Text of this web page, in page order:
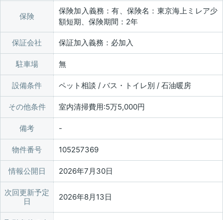
保険
保険加入義務：有、保険名：東京海上ミレア少
額短期、保険期間：2年
保証会社 保証加入義務：必加入
駐車場 無
設備条件 ペット相談 / バス・トイレ別 / 石油暖房
その他条件 室内清掃費用:5万5,000円
備考
物件番号 105257369
情報公開日 2026年7月30日
次回更新予定
日
2026年8月13日